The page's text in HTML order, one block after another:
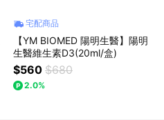
宅配商品
【YM BIOMED 陽明生醫】陽明
生醫維生素D3(20ml/盒)
$560 $680
2.0%